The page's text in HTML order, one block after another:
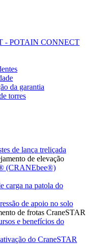
- POTAIN CONNECT
da garantia
torres
de lança treliçada
de elevação
(CRANEbee®)
carga na patola do
de apoio no solo
de frotas CraneSTAR
e benefícios do
do CraneSTAR